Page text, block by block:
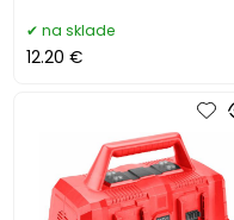
na sklade
12.20 €